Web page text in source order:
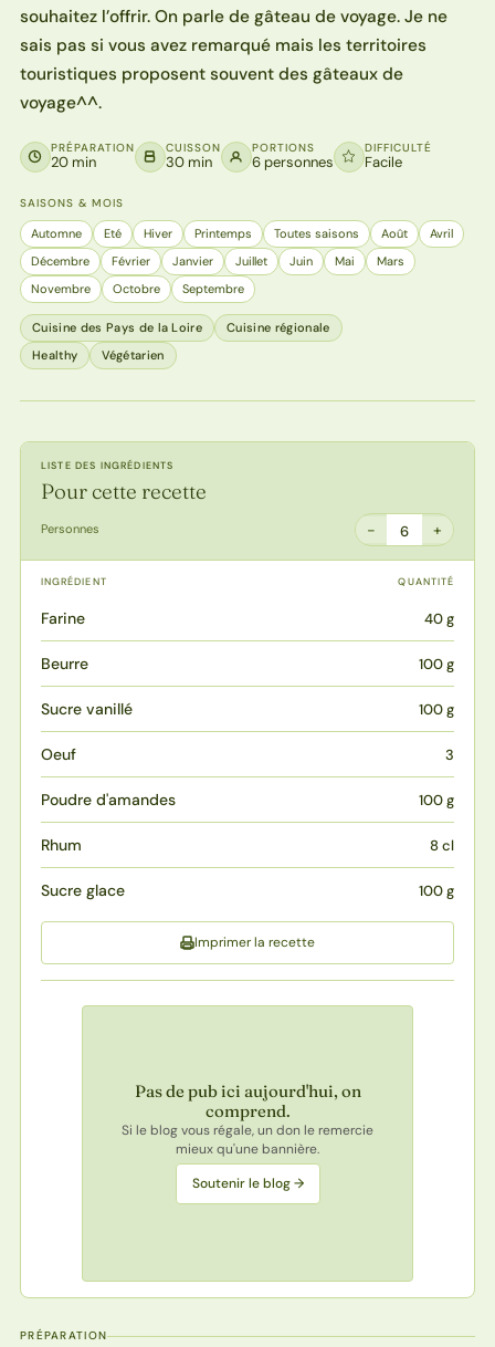
souhaitez l’offrir. On parle de gâteau de voyage. Je ne
sais pas si vous avez remarqué mais les territoires
touristiques proposent souvent des gâteaux de
voyage^^.
PRÉPARATION
20 min
CUISSON
30 min
PORTIONS
6 personnes
DIFFICULTÉ
Facile
SAISONS & MOIS
Automne Eté Hiver Printemps Toutes saisons Août
Avril
Décembre
Février Janvier Juillet Juin Mai
Mars
Novembre
Octobre Septembre
Cuisine des Pays de la Loire
Cuisine régionale
Healthy
Végétarien
LISTE DES INGRÉDIENTS
Pour cette recette
Personnes − 6 +
INGRÉDIENT QUANTITÉ
Farine 40 g
Beurre 100 g
Sucre vanillé 100 g
Oeuf 3
Poudre d'amandes 100 g
Rhum 8 cl
Sucre glace 100 g
Imprimer la recette
Pas de pub ici aujourd'hui, on
comprend.
Si le blog vous régale, un don le remercie
mieux qu'une bannière.
Soutenir le blog →
PRÉPARATION